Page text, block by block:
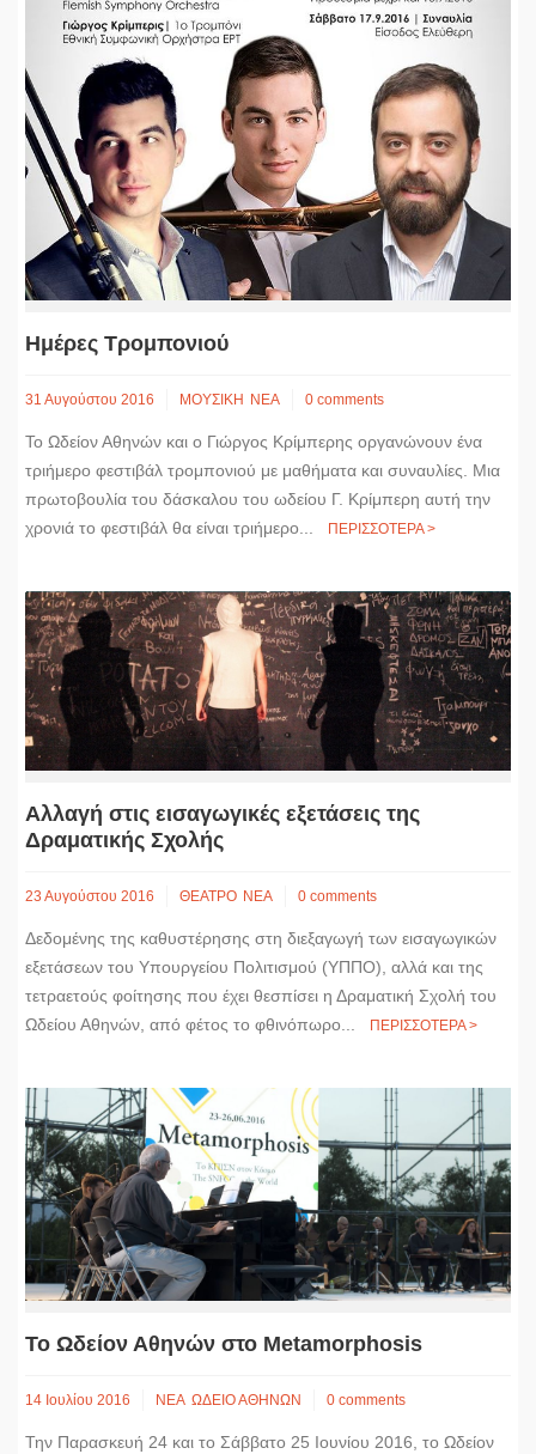
Ημέρες Τρομπονιού
31 Αυγούστου 2016 ΜΟΥΣΙΚΗ ΝΕΑ 0 comments
Το Ωδείον Αθηνών και ο Γιώργος Κρίμπερης οργανώνουν ένα
τριήμερο φεστιβάλ τρομπονιού με μαθήματα και συναυλίες. Μια
πρωτοβουλία του δάσκαλου του ωδείου Γ. Κρίμπερη αυτή την
χρονιά το φεστιβάλ θα είναι τριήμερο...
ΠΕΡΙΣΣΟΤΕΡΑ >
Αλλαγή στις εισαγωγικές εξετάσεις της
Δραματικής Σχολής
23 Αυγούστου 2016 ΘΕΑΤΡΟ ΝΕΑ 0 comments
Δεδομένης της καθυστέρησης στη διεξαγωγή των εισαγωγικών
εξετάσεων του Υπουργείου Πολιτισμού (ΥΠΠΟ), αλλά και της
τετραετούς φοίτησης που έχει θεσπίσει η Δραματική Σχολή του
Ωδείου Αθηνών, από φέτος το φθινόπωρο...
ΠΕΡΙΣΣΟΤΕΡΑ >
Το Ωδείον Αθηνών στο Metamorphosis
14 Ιουλίου 2016 ΝΕΑ ΩΔΕΙΟ ΑΘΗΝΩΝ 0 comments
Την Παρασκευή 24 και το Σάββατο 25 Ιουνίου 2016, το Ωδείον